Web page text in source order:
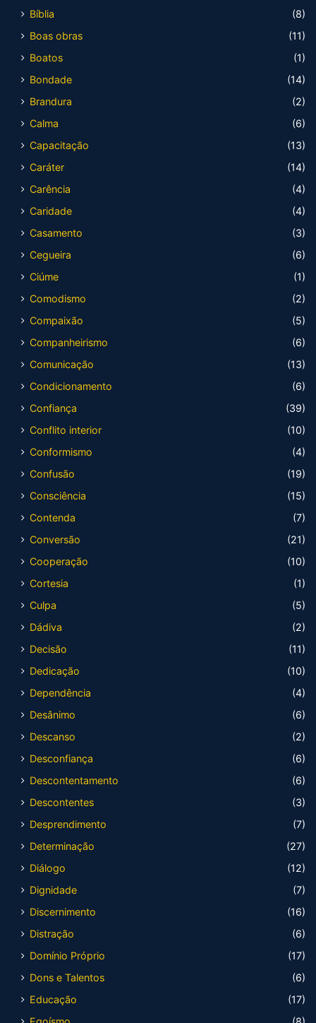
Bíblia
(8)
Boas obras
(11)
Boatos
(1)
Bondade
(14)
Brandura
(2)
Calma
(6)
Capacitação
(13)
Caráter
(14)
Carência
(4)
Caridade
(4)
Casamento
(3)
Cegueira
(6)
Ciúme
(1)
Comodismo
(2)
Compaixão
(5)
Companheirismo
(6)
Comunicação
(13)
Condicionamento
(6)
Confiança
(39)
Conflito interior
(10)
Conformismo
(4)
Confusão
(19)
Consciência
(15)
Contenda
(7)
Conversão
(21)
Cooperação
(10)
Cortesia
(1)
Culpa
(5)
Dádiva
(2)
Decisão
(11)
Dedicação
(10)
Dependência
(4)
Desânimo
(6)
Descanso
(2)
Desconfiança
(6)
Descontentamento
(6)
Descontentes
(3)
Desprendimento
(7)
Determinação
(27)
Diálogo
(12)
Dignidade
(7)
Discernimento
(16)
Distração
(6)
Domínio Próprio
(17)
Dons e Talentos
(6)
Educação
(17)